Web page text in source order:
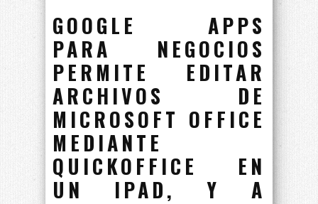
GOOGLE APPS
PARA NEGOCIOS
PERMITE EDITAR
ARCHIVOS DE
MICROSOFT OFFICE
MEDIANTE
QUICKOFFICE EN
UN IPAD, Y A